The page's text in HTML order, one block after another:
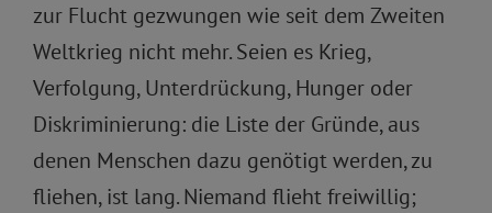
zur Flucht gezwungen wie seit dem Zweiten
Weltkrieg nicht mehr. Seien es Krieg,
Verfolgung, Unterdrückung, Hunger oder
Diskriminierung: die Liste der Gründe, aus
denen Menschen dazu genötigt werden, zu
fliehen, ist lang. Niemand flieht freiwillig;